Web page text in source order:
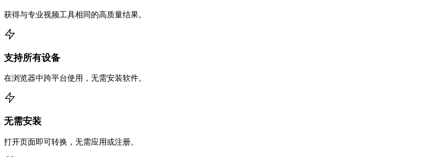
获得与专业视频工具相同的高质量结果。
支持所有设备
在浏览器中跨平台使用，无需安装软件。
无需安装
打开页面即可转换，无需应用或注册。